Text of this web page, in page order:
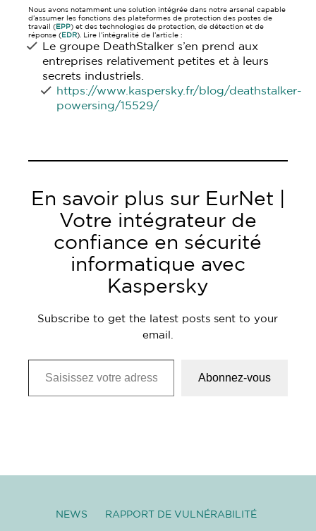
Nous avons notamment une solution intégrée dans notre arsenal capable
d’assumer les fonctions des plateformes de protection des postes de
travail ( EPP) et des technologies de protection, de détection et de
réponse ( EDR). Lire l’intégralité de l’article :
Le groupe DeathStalker s’en prend aux
entreprises relativement petites et à leurs
secrets industriels.
https://www.kaspersky.fr/blog/deathstalker-
powersing/15529/
En savoir plus sur EurNet |
Votre intégrateur de
confiance en sécurité
informatique avec
Kaspersky
Subscribe to get the latest posts sent to your
email.
Saisissez votre adresse e-mail…
Abonnez-vous
NEWS RAPPORT DE VULNÉRABILITÉ